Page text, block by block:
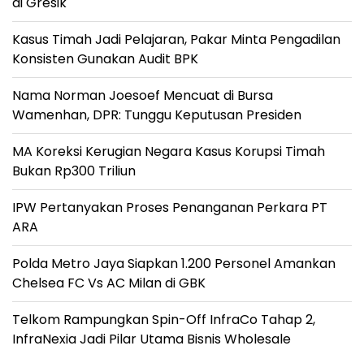
Kasus Timah Jadi Pelajaran, Pakar Minta Pengadilan
Konsisten Gunakan Audit BPK
Nama Norman Joesoef Mencuat di Bursa
Wamenhan, DPR: Tunggu Keputusan Presiden
MA Koreksi Kerugian Negara Kasus Korupsi Timah
Bukan Rp300 Triliun
IPW Pertanyakan Proses Penanganan Perkara PT
ARA
Polda Metro Jaya Siapkan 1.200 Personel Amankan
Chelsea FC Vs AC Milan di GBK
Telkom Rampungkan Spin-Off InfraCo Tahap 2,
InfraNexia Jadi Pilar Utama Bisnis Wholesale